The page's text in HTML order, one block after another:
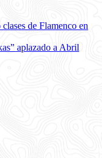
de Flamenco en
aplazado a Abril